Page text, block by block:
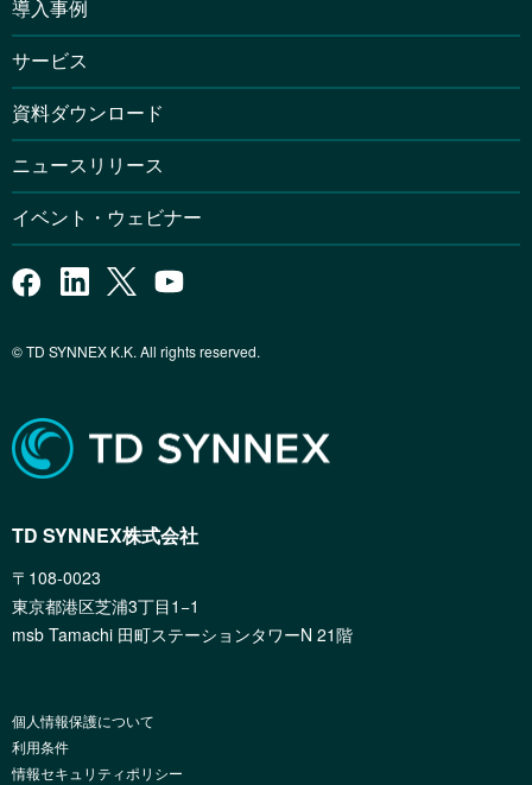
導入事例
サービス
資料ダウンロード
ニュースリリース
イベント・ウェビナー
© TD SYNNEX K.K. All rights reserved.
TD SYNNEX株式会社
〒108-0023
東京都港区芝浦3丁目1−1
msb Tamachi 田町ステーションタワーN 21階
個人情報保護について
利用条件
情報セキュリティポリシー